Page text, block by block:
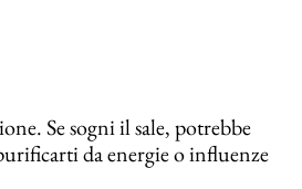
Se sogni il sale, potrebbe
da energie o influenze